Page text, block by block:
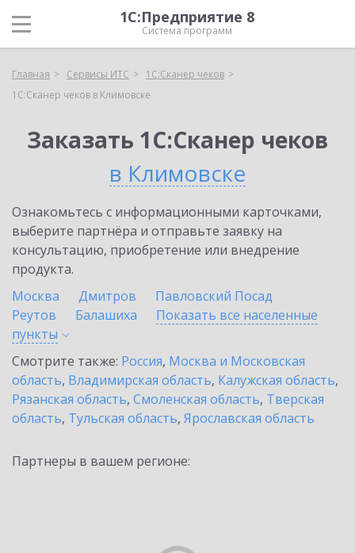
1С:Предприятие 8
Система программ
Главная Сервисы ИТС
1С:Сканер чеков
1С:Сканер чеков в Климовске
Заказать 1С:Сканер чеков
в Климовске
Ознакомьтесь с информационными карточками,
выберите партнёра и отправьте заявку на
консультацию, приобретение или внедрение
продукта.
Москва
Дмитров
Павловский Посад
Реутов
Балашиха
Показать все населенные
пункты
Смотрите также: Россия, Москва и Московская
область, Владимирская область, Калужская область,
Рязанская область, Смоленская область, Тверская
область, Тульская область, Ярославская область
Партнеры в вашем регионе: